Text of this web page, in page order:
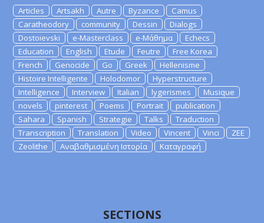
Articles Artsakh Autre Byzance
Camus
Caratheodory
community Dessin
Dialogs
Dostoievski
e-Masterclass e-Μάθημα
Echecs
Education
English Etude Feutre
Free Korea
French
Genocide Go Greek
Hellenisme
Histoire Intelligente
Holodomor
Hyperstructure
Intelligence
Interview Italian lygerismes
Musique
novels
pinterest Poems Portrait
publication
Sahara
Spanish Strategie Talks
Traduction
Transcription
Translation Video Vincent Vinci
ZEE
Zeolithe
Αναβαθμισμένη Ιστορία Καταγραφή
SECTIONS